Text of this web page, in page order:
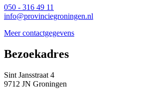
050 - 316 49 11
info@provinciegroningen.nl
Meer contactgegevens
Bezoekadres
Sint Jansstraat 4
9712 JN Groningen